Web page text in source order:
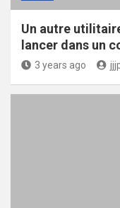
Un autre
lancer dans un
3 years ago